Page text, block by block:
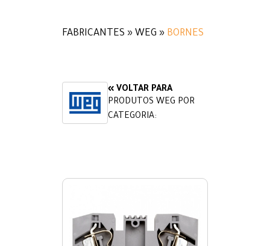
FABRICANTES » WEG » BORNES
« VOLTAR PARA
PRODUTOS WEG POR
CATEGORIA: